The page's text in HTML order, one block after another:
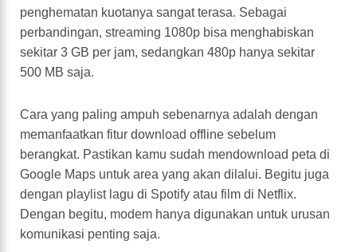
penghematan kuotanya sangat terasa. Sebagai
perbandingan, streaming 1080p bisa menghabiskan
sekitar 3 GB per jam, sedangkan 480p hanya sekitar
500 MB saja.
Cara yang paling ampuh sebenarnya adalah dengan
memanfaatkan fitur download offline sebelum
berangkat. Pastikan kamu sudah mendownload peta di
Google Maps untuk area yang akan dilalui. Begitu juga
dengan playlist lagu di Spotify atau film di Netflix.
Dengan begitu, modem hanya digunakan untuk urusan
komunikasi penting saja.